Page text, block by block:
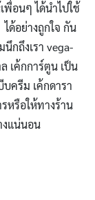
อนๆ ได้นำไปใช้
ด้อย่างถูกใจ กัน
กถึงเรา vega-
เค้กการ์ตูน เป็น
ครีม เค้กดารา
หรือให้ทางร้าน
งแน่นอน